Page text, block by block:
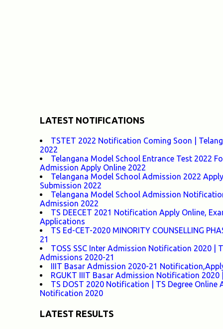
LATEST NOTIFICATIONS
TSTET 2022 Notification Coming Soon |
2022
Telangana Model School Entrance Test 2022
Admission Apply Online 2022
Telangana Model School Admission 2022
Submission 2022
Telangana Model School Admission
Admission 2022
TS DEECET 2021 Notification Apply Online,
Applications
TS Ed-CET-2020 MINORITY COUNSELLING
21
TOSS SSC Inter Admission Notification 2020 |
Admissions 2020-21
IIIT Basar Admission 2020-21
RGUKT IIIT Basar Admission Notification
TS DOST 2020 Notification | TS Degree
Notification 2020
LATEST RESULTS